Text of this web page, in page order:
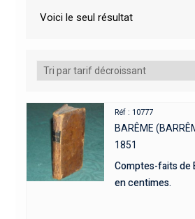
Voici le seul résultat
Réf : 10777
BARÊME
1851
Comptes-faits de
en centimes.